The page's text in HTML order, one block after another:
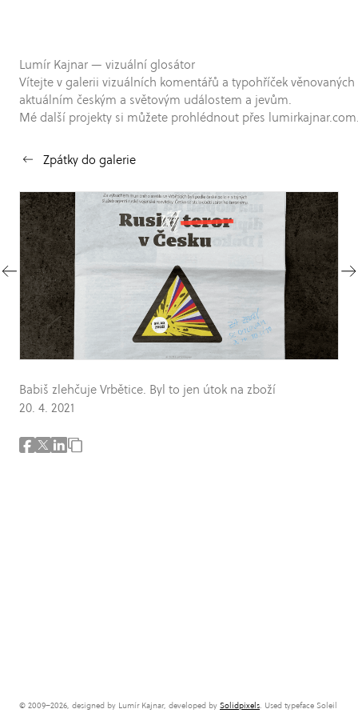
Lumír Kajnar — vizuální glosátor
Vítejte v galerii vizuálních komentářů a typohříček věnovaných
aktuálním českým a světovým událostem a jevům.
Mé další projekty si můžete prohlédnout přes
Zpátky do galerie
Babiš zlehčuje Vrbětice. Byl to jen útok na zboží
20. 4. 2021
© 2009–2026, designed by Lumír Kajnar, developed by Solidpixels. Used typeface Soleil